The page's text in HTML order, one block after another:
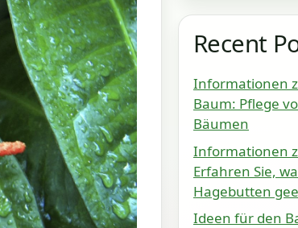
Recent
Informationen
Baum: Pflege
Bäumen
Informationen
Erfahren Sie,
Hagebutten
Ideen für den